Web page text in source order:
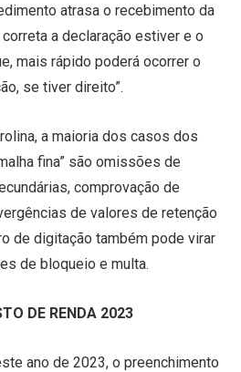
atrasa o recebimento da
a declaração estiver e o
mais rápido poderá ocorrer o
se tiver direito”.
a maioria dos casos dos
fina” são omissões de
comprovação de
de valores de retenção
de digitação também pode virar
de bloqueio e multa.
DE RENDA 2023
ano de 2023, o preenchimento